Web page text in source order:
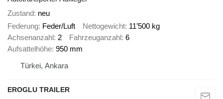
Zustand neu
Federung Feder/Luft Nettogewicht 11’500 kg
Achsenanzahl
2 Fahrzeuganzahl
6
Aufsattelhöhe 950 mm
Türkei, Ankara
EROGLU TRAILER